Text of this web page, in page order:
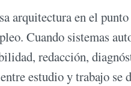
arquitectura en el
Cuando sistemas
redacción,
estudio y trabajo